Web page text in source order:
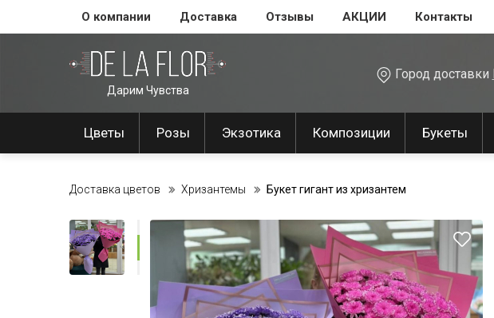
О компании Доставка Отзывы АКЦИИ Контакты
Дарим Чувства
Город доставки
Цветы Розы Экзотика Композиции Букеты
Доставка цветов Хризантемы Букет гигант из хризантем